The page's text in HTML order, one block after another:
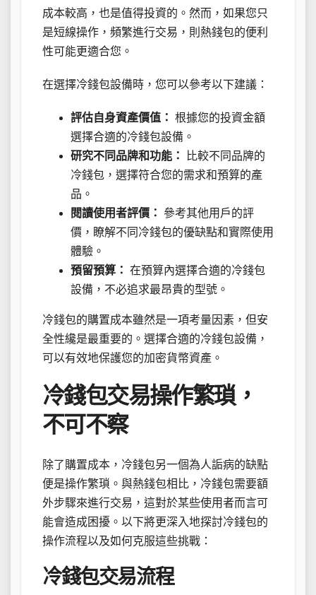
成本較高，也是值得投資的。然而，如果您只
是短線操作，頻繁進行交易，則熱錢包的便利
性可能更適合您。
在選擇冷錢包設備時，您可以參考以下建議：
評估自身資產價值： 根據您的投資金額
選擇合適的冷錢包設備。
研究不同品牌和功能：
比較不同品牌的
冷錢包，選擇符合您的需求和預算的產
品。
閱讀使用者評價： 參考其他用戶的評
價，瞭解不同冷錢包的優缺點和實際使用
體驗。
預留預算： 在預算內選擇合適的冷錢包
設備，不必追求最昂貴的型號。
冷錢包的購置成本雖然是一項考量因素，但安
全性纔是最重要的。選擇合適的冷錢包設備，
可以有效地保護您的加密貨幣資產。
冷錢包交易操作繁瑣，
不可不察
除了購置成本，冷錢包另一個為人詬病的缺點
便是操作繁瑣。與熱錢包相比，冷錢包需要額
外步驟來進行交易，這對於某些使用者而言可
能會造成困擾。以下將更深入地探討冷錢包的
操作流程以及如何克服這些挑戰：
冷錢包交易流程